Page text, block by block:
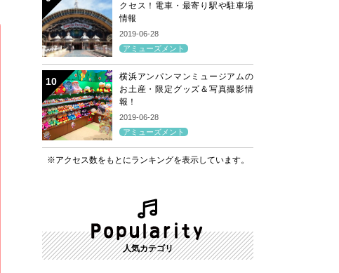
クセス！電車・最寄り駅や駐車場
情報
2019-06-28
アミューズメント
横浜アンパンマンミュージアムの
お土産・限定グッズ＆写真撮影情
報！
2019-06-28
アミューズメント
※アクセス数をもとにランキングを表示しています。
人気カテゴリ